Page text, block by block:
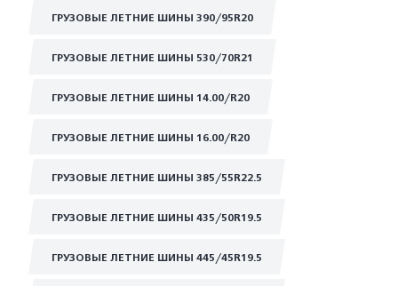
ГРУЗОВЫЕ ЛЕТНИЕ ШИНЫ 390/95R20
ГРУЗОВЫЕ ЛЕТНИЕ ШИНЫ 530/70R21
ГРУЗОВЫЕ ЛЕТНИЕ ШИНЫ 14.00/R20
ГРУЗОВЫЕ ЛЕТНИЕ ШИНЫ 16.00/R20
ГРУЗОВЫЕ ЛЕТНИЕ ШИНЫ 385/55R22.5
ГРУЗОВЫЕ ЛЕТНИЕ ШИНЫ 435/50R19.5
ГРУЗОВЫЕ ЛЕТНИЕ ШИНЫ 445/45R19.5